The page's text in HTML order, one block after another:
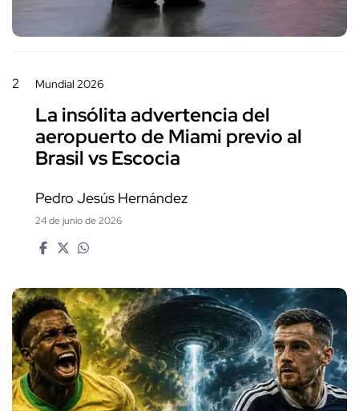
2 Mundial 2026
La insólita advertencia del
aeropuerto de Miami previo al
Brasil vs Escocia
Pedro Jesús Hernández
24 de junio de 2026